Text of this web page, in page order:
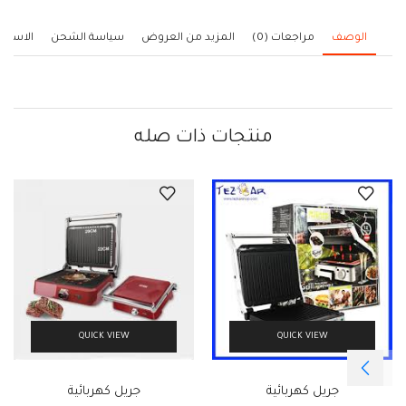
الوصف مراجعات (0) المزيد من العروض سياسة الشحن
منتجات ذات صله
QUICK VIEW
جريل كهربائية
QUICK VIEW
جريل كهربائية